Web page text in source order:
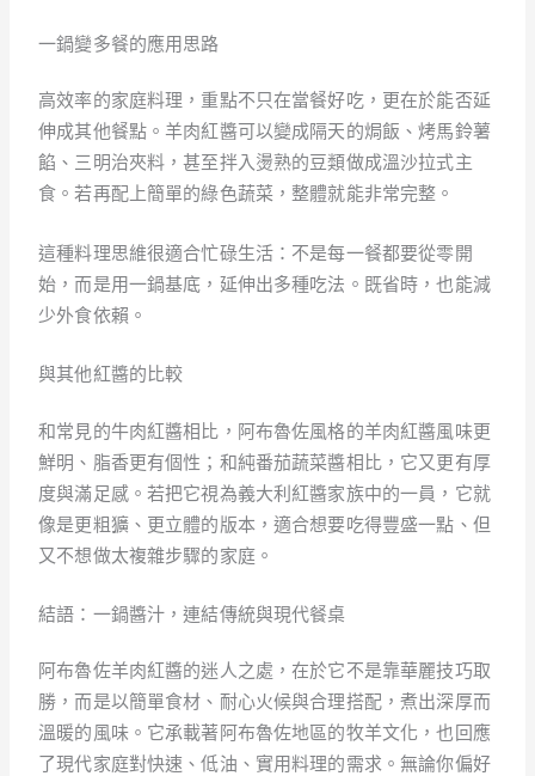
一鍋變多餐的應用思路
高效率的家庭料理，重點不只在當餐好吃，更在於能否延
伸成其他餐點。羊肉紅醬可以變成隔天的焗飯、烤馬鈴薯
餡、三明治夾料，甚至拌入燙熟的豆類做成溫沙拉式主
食。若再配上簡單的綠色蔬菜，整體就能非常完整。
這種料理思維很適合忙碌生活：不是每一餐都要從零開
始，而是用一鍋基底，延伸出多種吃法。既省時，也能減
少外食依賴。
與其他紅醬的比較
和常見的牛肉紅醬相比，阿布魯佐風格的羊肉紅醬風味更
鮮明、脂香更有個性；和純番茄蔬菜醬相比，它又更有厚
度與滿足感。若把它視為義大利紅醬家族中的一員，它就
像是更粗獷、更立體的版本，適合想要吃得豐盛一點、但
又不想做太複雜步驟的家庭。
結語：一鍋醬汁，連結傳統與現代餐桌
阿布魯佐羊肉紅醬的迷人之處，在於它不是靠華麗技巧取
勝，而是以簡單食材、耐心火候與合理搭配，煮出深厚而
溫暖的風味。它承載著阿布魯佐地區的牧羊文化，也回應
了現代家庭對快速、低油、實用料理的需求。無論你偏好